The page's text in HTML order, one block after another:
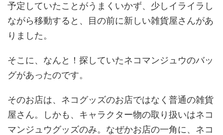
予定していたことがうまくいかず、少しイライラし
ながら移動すると、目の前に新しい雑貨屋さんがあ
りました。
そこに、なんと！探していたネコマンジュウのバッ
グがあったのです。
そのお店は、ネコグッズのお店ではなく普通の雑貨
屋さん。しかも、キャラクター物の取り扱いはネコ
マンジュウグッズのみ。なぜかお店の一角に、ネコ